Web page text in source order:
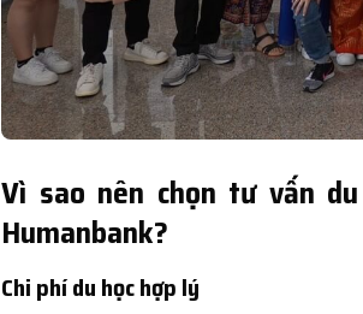
Vì sao nên chọn tư vấn
Humanbank?
Chi phí du học hợp lý